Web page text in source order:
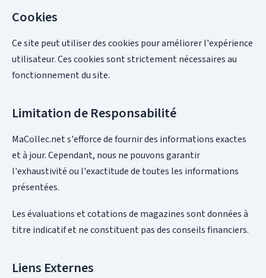
Cookies
Ce site peut utiliser des cookies pour améliorer l'expérience
utilisateur. Ces cookies sont strictement nécessaires au
fonctionnement du site.
Limitation de Responsabilité
MaCollec.net s'efforce de fournir des informations exactes
et à jour. Cependant, nous ne pouvons garantir
l'exhaustivité ou l'exactitude de toutes les informations
présentées.
Les évaluations et cotations de magazines sont données à
titre indicatif et ne constituent pas des conseils financiers.
Liens Externes